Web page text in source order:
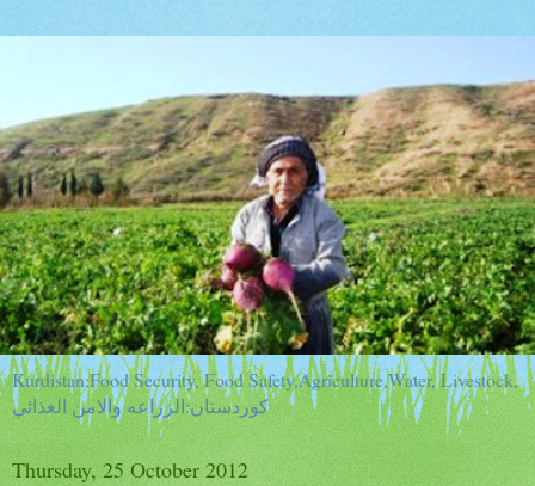
Kurdistan:Food Security, Food Safety,Agriculture,Water, Livestock,
كوردستان:الزراعه والامن الغذائي
Thursday, 25 October 2012